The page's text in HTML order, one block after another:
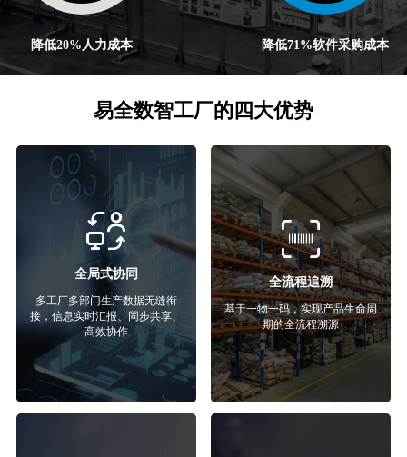
降低20%人力成本 降低71%软件采购成本
易全数智工厂的四大优势
全局式协同
多工厂多部门生产数据无缝衔
接，信息实时汇报、同步共享、
高效协作
全流程追溯
基于一物一码，实现产品生命周
期的全流程溯源